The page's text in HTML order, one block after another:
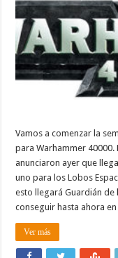
Vamos a comenzar la
para Warhammer
anunciaron ayer que
uno para los Lobos
esto llegará Guardián de
conseguir hasta ahora
Ver más